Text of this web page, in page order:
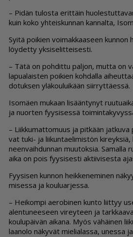
– Pi­dän tu­los­ta erit­täin
kuin koko yh­teis­kun­nan kan­nal­ta,
Syi­tä poi­kien voi­mak­kaa­seen kun­non
löy­det­ty yk­si­se­lit­tei­ses­ti.
– Tätä on poh­dit­tu pal­jon, mut­ta on
la­pu­a­lais­ten poi­kien koh­dal­la
do­tuk­sen ylä­kou­lui­kään siir­ryt­tä­es­sä.
Iso­mä­en mu­kaan li­sään­ty­nyt
ja nuor­ten fyy­si­ses­sä
– Liik­ku­mat­to­muus ja pit­kään
vat tuki- ja lii­kun­ta­e­li­mis­tön
neen­vaih­dun­nan muu­tok­sia.
ai­ka on pois fyy­si­ses­ti ak­tii­vi­ses­ta
Fyy­si­sen kun­non heik­ke­ne­mi­nen
mi­ses­sa ja kou­lu­ar­jes­sa.
– Hei­kom­pi ae­ro­bi­nen kun­to liit­tyy
alen­tu­nee­seen vi­rey­teen ja
kou­lu­päi­vän ai­ka­na. Myös vä­häi­nen
laa­no­lo nä­ky­vät mie­li­a­las­sa, unes­sa